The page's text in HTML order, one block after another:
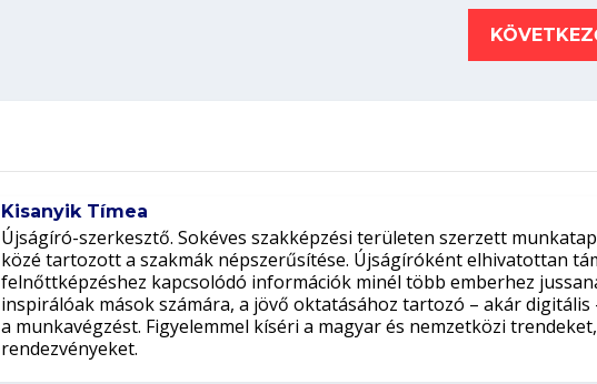
Kisanyik Tímea
Újságíró-szerkesztő. Sokéves szakképzési területen szerzett
közé tartozott a szakmák népszerűsítése. Újságíróként elhivatottan
felnőttképzéshez kapcsolódó információk minél több emberhez
inspirálóak mások számára, a jövő oktatásához tartozó – akár
a munkavégzést. Figyelemmel kíséri a magyar és nemzetközi
rendezvényeket.